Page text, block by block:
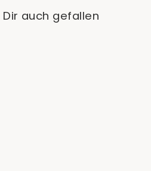
auch gefallen